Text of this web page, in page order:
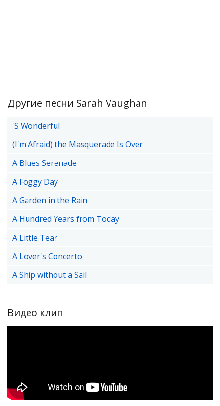
Другие песни Sarah Vaughan
'S Wonderful
(I'm Afraid) the Masquerade Is Over
A Blues Serenade
A Foggy Day
A Garden in the Rain
A Hundred Years from Today
A Little Tear
A Lover's Concerto
A Ship without a Sail
Видео клип